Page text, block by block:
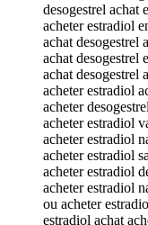
desogestrel achat
acheter estradiol
achat desogestrel
achat desogestrel
achat desogestrel
acheter estradiol
acheter
acheter estradiol
acheter estradiol
acheter estradiol
acheter estradiol
acheter estradiol
ou acheter
estradiol achat